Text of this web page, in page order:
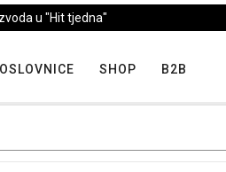
u "Hit tjedna"
SHOP B2B